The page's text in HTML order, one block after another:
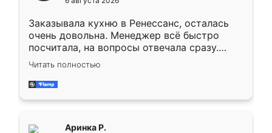
мебели буду заказывать только здесь.
Заказывала кухню в Ренессанс, осталась
очень довольна. Менеджер всё быстро
посчитала, на вопросы отвечала сразу.
Замерщик приехал в субботу, подошёл к
делу со всей ответственностью. Собрали
за день, ребята работали аккуратно, даже
Читать полностью
Аринка Р.